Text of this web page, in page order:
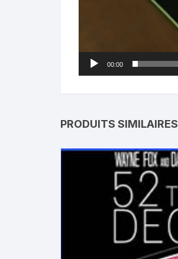
00:00
PRODUITS SIMILAIRES